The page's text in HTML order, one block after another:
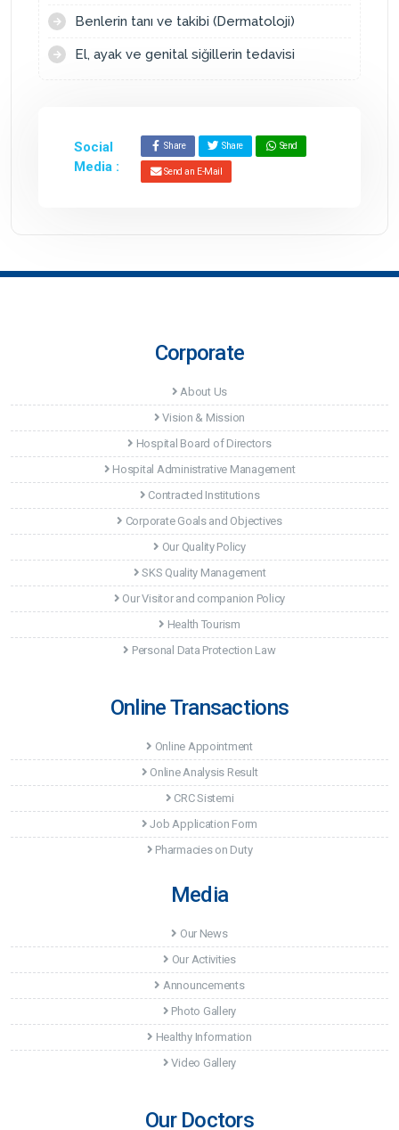
Benlerin tanı ve takibi (Dermatoloji)
El, ayak ve genital siğillerin tedavisi
Social
Media :
Share Share Send
Send an E-Mail
Corporate
About Us
Vision & Mission
Hospital Board of Directors
Hospital Administrative Management
Contracted Institutions
Corporate Goals and Objectives
Our Quality Policy
SKS Quality Management
Our Visitor and companion Policy
Health Tourism
Personal Data Protection Law
Online Transactions
Online Appointment
Online Analysis Result
CRC Sistemi
Job Application Form
Pharmacies on Duty
Media
Our News
Our Activities
Announcements
Photo Gallery
Healthy Information
Video Gallery
Our Doctors